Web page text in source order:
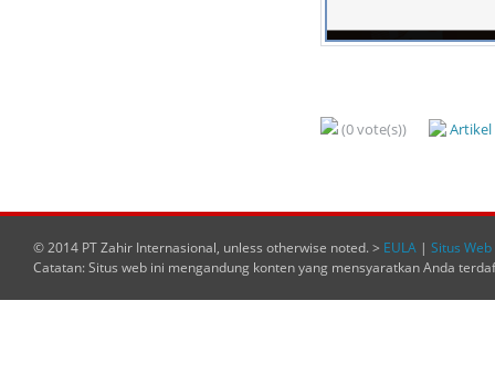
(0 vote(s))
© 2014 PT Zahir Internasional, unless otherwise noted. > EULA | Situs
Catatan: Situs web ini mengandung konten yang mensyaratkan Anda